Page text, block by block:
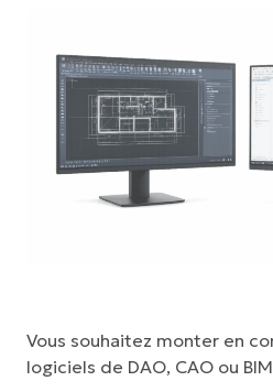
Vous souhaitez monter en
logiciels de DAO, CAO ou